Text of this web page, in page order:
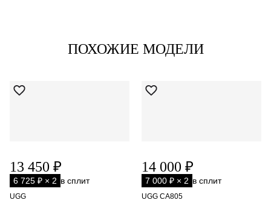
ПОХОЖИЕ МОДЕЛИ
13 450 ₽
6 725 ₽ × 2 в сплит
UGG
14 000 ₽
7 000 ₽ × 2 в сплит
UGG CA805